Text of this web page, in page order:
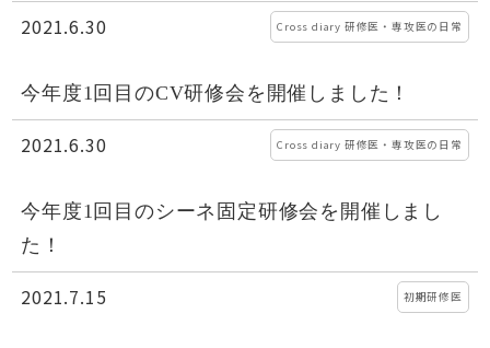
Cross diary 研修医・専攻医の日常
2021.6.30
今年度1回目のCV研修会を開催しました！
Cross diary 研修医・専攻医の日常
2021.6.30
今年度1回目のシーネ固定研修会を開催しまし
た！
初期研修医
2021.7.15